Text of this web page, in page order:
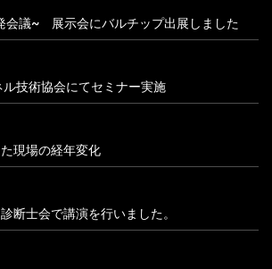
会議~ 展示会にバルチップ出展しました
技術協会にてセミナー実施
現場の経年変化
断士会で講演を行いました。